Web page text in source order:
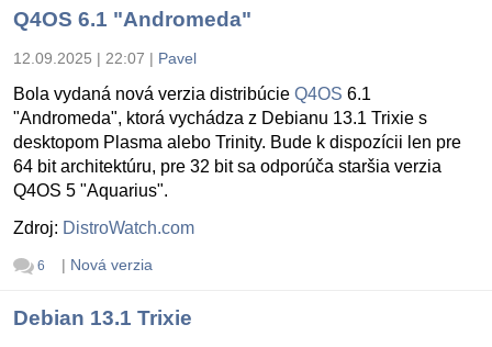
Q4OS 6.1 "Andromeda"
12.09.2025 | 22:07 | Pavel
Bola vydaná nová verzia distribúcie Q4OS 6.1
"Andromeda", ktorá vychádza z Debianu 13.1 Trixie s
desktopom Plasma alebo Trinity. Bude k dispozícii len pre
64 bit architektúru, pre 32 bit sa odporúča staršia verzia
Q4OS 5 "Aquarius".
Zdroj: DistroWatch.com
6 | Nová verzia
Debian 13.1 Trixie